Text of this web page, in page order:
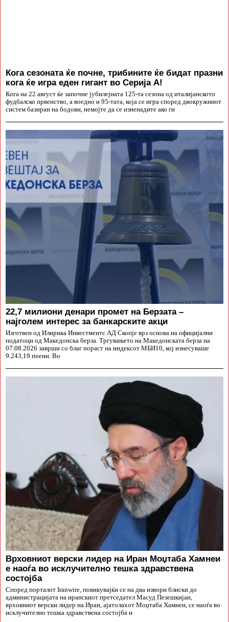
Кога сезоната ќе почне, трибините ќе бидат празни
кога ќе игра еден гигант во Серија А!
Кога на 22 август ќе започне јубилејната 125-та сезона од италијанското
фудбалско првенство, а воедно и 95-тата, која се игра според двокружниот
систем базиран на бодови, немојте да се изненадите ако ги
22,7 милиони денари промет на Берзата –
најголем интерес за банкарските акци
Изготвен од Илирика Инвестментс АД Скопје врз основа на официјални
податоци од Македонска берза. Тргувањето на Македонската берза на
07.08.2026 заврши со благ пораст на индексот МБИ10, кој изнесуваше
9.243,19 поени. Во
Врховниот верски лидер на Иран Моџтаба Хамнеи
е наоѓа во исклучително тешка здравствена
состојба
Според порталот Iranwire, повикувајќи се на два извори блиски до
администрацијата на иранскиот претседател Масуд Пезешкијан,
врховниот верски лидер на Иран, ајатолахот Моџтаба Хамнеи, се наоѓа во
исклучително тешка здравствена состојба и